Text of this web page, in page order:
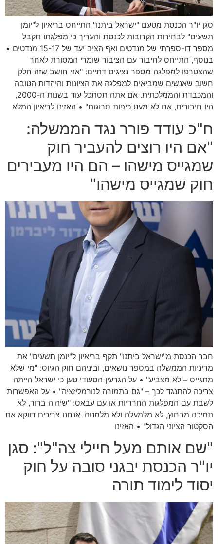
סגן יו"ר הכנסת מטעם "ישראל ביתנו" התייחס בריאיון ל"יומן
תשעים" לבחירות הקרובות לכנסת והעריך כי מפלגתו תקבל
מספר דו-ספרתי של מנדטים ואף הציב יעד של 15-17 מנדטים •
בנוסף, התייחס לחיבור עם הציבור שומרי המסורת לאחר
שהצטרפו למפלגה מספר נציגים דתיים: "אני חושב שזה חלק
חשוב שאנשים שמביאים למפלגה את הציונות והיהדות הטובה
והמכבדת והממלכתית. אם אתה תסתכל עוד בשנות ה-2000,
היו חיבורים, אם לא מעט כיפות סרוגות" • האזינו לריאיון המלא
ח"כ עודד פורר נגד הממשלה:
"אם היו רוצים להעביר חוק
שמגייס מישהו – הם היו מעבירים
חוק שמגייס מישהו"
חבר הכנסת מ"ישראל ביתנו" תקף בריאיון ל"יומן תשעים" את
מדיניות הממשלה במספר נושאים, וביניהם חוק הגיוס: "מי שלא
מתגייס – לא מצביע" • על הגרעין הסעודי טען כי ישראל הייתה
צריכה להתנגד לכך – "גם בתמורה לנורמליזציה" • על האפשרות
לשבת עם המפלגות החרדיות או עם עבאס: "שיהיה ברור, לא
תמיכה מבחוץ, לא מלמעלה ולא מלמטה. אנחנו צריכים דווקא את
הסקטור הציוני הגדול" • האזינו
"שם אותם מעל חיילי צה"ל": סגן
יו"ר הכנסת יבגני סובה על חוק
יסוד לימוד תורה